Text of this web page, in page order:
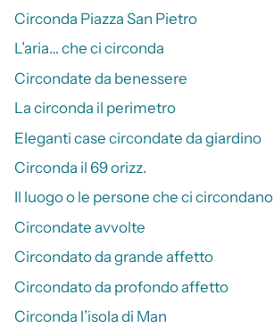
Circonda Piazza San Pietro
L’aria… che ci circonda
Circondate da benessere
La circonda il perimetro
Eleganti case circondate da giardino
Circonda il 69 orizz.
Il luogo o le persone che ci circondano
Circondate avvolte
Circondato da grande affetto
Circondato da profondo affetto
Circonda l’isola di Man